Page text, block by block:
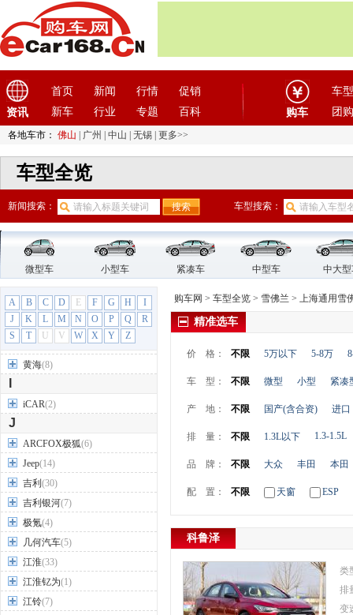
资讯
首页 新闻 行情
促销
新车
行业 专题 百科 购车
车型
团购
各地车市： 佛山 广州 中山 无锡 更多>>
车型全览
新闻搜索： 车型搜索：
微型车 小型车 紧凑车 中型车 中大
A B C D E F G H
I
J
K L M N O P Q
R
S
T U V W X Y Z
哈飞汽车(6)
哈弗(26)
海格(2)
海马汽车(23)
汉龙汽车(1)
汉腾汽车(3)
昊铂(2)
合创(1)
恒天汽车(3)
红星汽车
华晨雷诺
华颂 (1)
华泰汽车(9)
华泰新能源(4)
黄海(8)
iCAR(2)
J
ARCFOX极狐(6)
Jeep(14)
吉利 (30)
吉利银河(7)
极氪(4)
几何汽车(5)
江淮(33)
江淮钇为(1)
江铃(7)
购车网 > 车型全览 > 雪佛兰 > 上海通用雪
精准选车
价 格： 不限 5万以下 5-8万
车 型： 不限 微型 小型 紧凑
产 地： 不限 国产(含合资) 进口
排 量： 不限 1.3L以下 1.3-1.5L
品 牌： 不限 大众 丰田 本田
配 置： 不限 天窗 ESP
科鲁泽
类
排
变